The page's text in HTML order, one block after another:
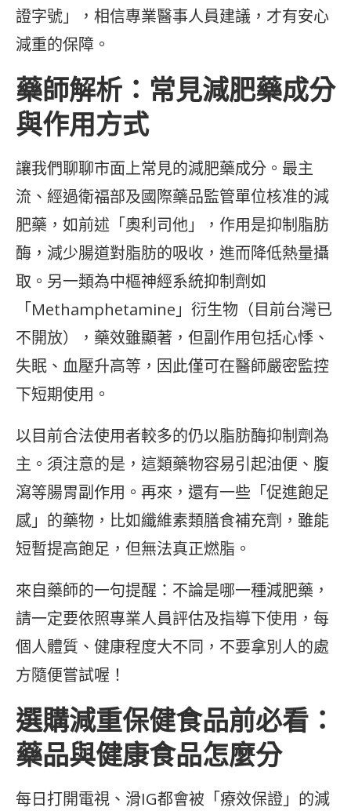
證字號」，相信專業醫事人員建議，才有安心
減重的保障。
藥師解析：常見減肥藥成分
與作用方式
讓我們聊聊市面上常見的減肥藥成分。最主
流、經過衛福部及國際藥品監管單位核准的減
肥藥，如前述「奧利司他」，作用是抑制脂肪
酶，減少腸道對脂肪的吸收，進而降低熱量攝
取。另一類為中樞神經系統抑制劑如
「Methamphetamine」衍生物（目前台灣已
不開放），藥效雖顯著，但副作用包括心悸、
失眠、血壓升高等，因此僅可在醫師嚴密監控
下短期使用。
以目前合法使用者較多的仍以脂肪酶抑制劑為
主。須注意的是，這類藥物容易引起油便、腹
瀉等腸胃副作用。再來，還有一些「促進飽足
感」的藥物，比如纖維素類膳食補充劑，雖能
短暫提高飽足，但無法真正燃脂。
來自藥師的一句提醒：不論是哪一種減肥藥，
請一定要依照專業人員評估及指導下使用，每
個人體質、健康程度大不同，不要拿別人的處
方隨便嘗試喔！
選購減重保健食品前必看：
藥品與健康食品怎麼分
每日打開電視、滑IG都會被「療效保證」的減